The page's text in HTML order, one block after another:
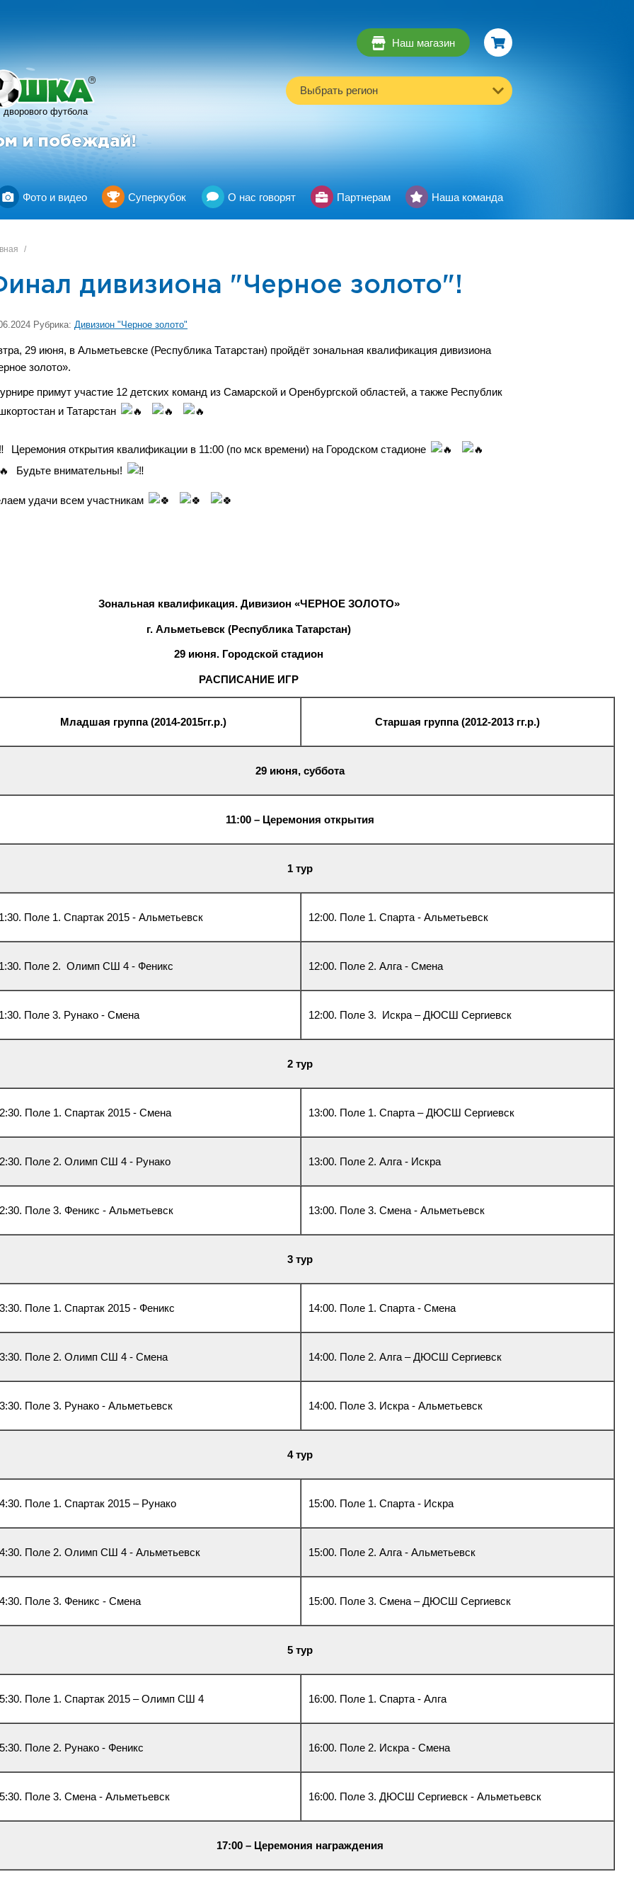
дворового футбола
R
и побеждай!
Наш магазин
Выбрать регион
Фото и видео Суперкубок О нас говорят Партнерам Наша команда
/
дивизиона "Черное золото"!
Рубрика: Дивизион "Черное золото"
29 июня, в Альметьевске (Республика Татарстан) пройдёт зональная квалификация дивизиона
золото».
примут участие 12 детских команд из Самарской и Оренбургской областей, а также Республик
и Татарстан
Церемония открытия квалификации в 11:00 (по мск времени) на Городском стадионе
Будьте внимательны!
удачи всем участникам
Зональная квалификация. Дивизион «ЧЕРНОЕ ЗОЛОТО»
г. Альметьевск (Республика Татарстан)
29 июня. Городской стадион
РАСПИСАНИЕ ИГР
Младшая группа (2014-2015гг.р.) Старшая группа (2012-2013 гг.р.)
29 июня, суббота
11:00 – Церемония открытия
1 тур
Поле 1. Спартак 2015 - Альметьевск 12:00. Поле 1. Спарта - Альметьевск
Поле 2. Олимп СШ 4 - Феникс 12:00. Поле 2. Алга - Смена
Поле 3. Рунако - Смена 12:00. Поле 3. Искра – ДЮСШ Сергиевск
2 тур
Поле 1. Спартак 2015 - Смена 13:00. Поле 1. Спарта – ДЮСШ Сергиевск
Поле 2. Олимп СШ 4 - Рунако 13:00. Поле 2. Алга - Искра
Поле 3. Феникс - Альметьевск 13:00. Поле 3. Смена - Альметьевск
3 тур
Поле 1. Спартак 2015 - Феникс 14:00. Поле 1. Спарта - Смена
Поле 2. Олимп СШ 4 - Смена 14:00. Поле 2. Алга – ДЮСШ Сергиевск
Поле 3. Рунако - Альметьевск 14:00. Поле 3. Искра - Альметьевск
4 тур
Поле 1. Спартак 2015 – Рунако 15:00. Поле 1. Спарта - Искра
Поле 2. Олимп СШ 4 - Альметьевск 15:00. Поле 2. Алга - Альметьевск
Поле 3. Феникс - Смена 15:00. Поле 3. Смена – ДЮСШ Сергиевск
5 тур
Поле 1. Спартак 2015 – Олимп СШ 4 16:00. Поле 1. Спарта - Алга
Поле 2. Рунако - Феникс 16:00. Поле 2. Искра - Смена
Поле 3. Смена - Альметьевск 16:00. Поле 3. ДЮСШ Сергиевск - Альметьевск
17:00 – Церемония награждения